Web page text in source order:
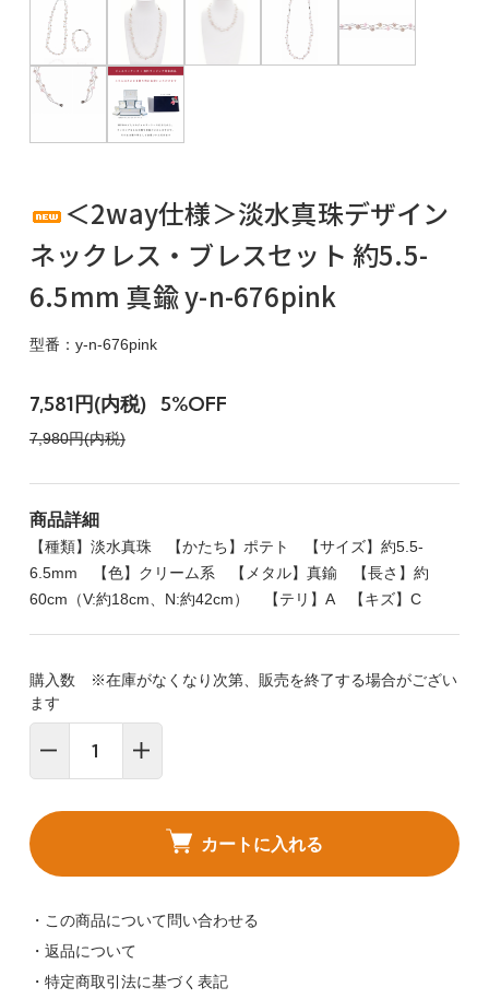
＜2way仕様＞淡水真珠デザイン
ネックレス・ブレスセット 約5.5-
6.5mm 真鍮 y-n-676pink
型番：y-n-676pink
7,581円(内税) 5%OFF
7,980円(内税)
商品詳細
【種類】淡水真珠 【かたち】ポテト 【サイズ】約5.5-
6.5mm 【色】クリーム系 【メタル】真鍮 【長さ】約
60cm（V:約18cm、N:約42cm） 【テリ】A 【キズ】C
購入数 ※在庫がなくなり次第、販売を終了する場合がござい
ます
カートに入れる
・この商品について問い合わせる
・返品について
・特定商取引法に基づく表記